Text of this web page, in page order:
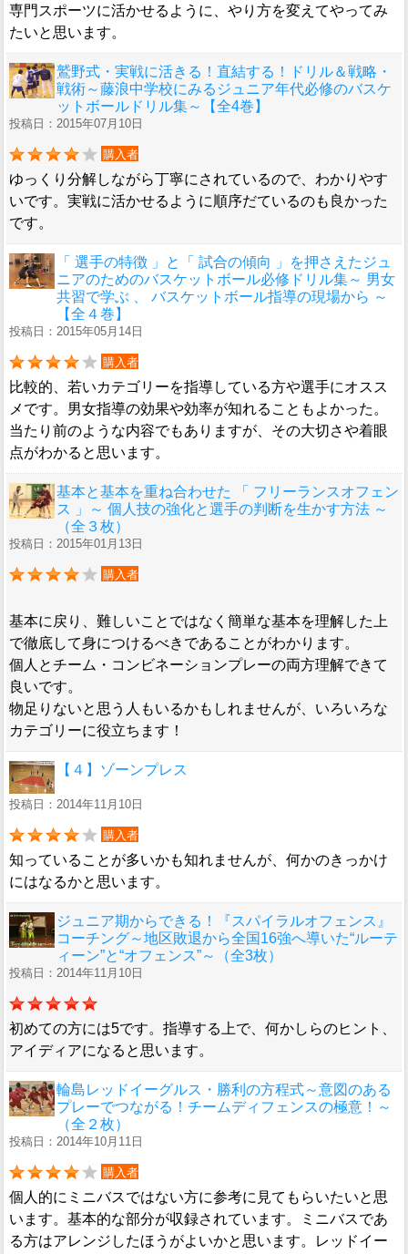
専門スポーツに活かせるように、やり方を変えてやってみ
たいと思います。
鷲野式・実戦に活きる！直結する！ドリル＆戦略・
戦術～藤浪中学校にみるジュニア年代必修のバスケ
ットボールドリル集～【全4巻】
投稿日：2015年07月10日
購入者
ゆっくり分解しながら丁寧にされているので、わかりやす
いです。実戦に活かせるように順序だているのも良かった
です。
「 選手の特徴 」と「 試合の傾向 」を押さえたジュ
ニアのためのバスケットボール必修ドリル集～ 男女
共習で学ぶ 、 バスケットボール指導の現場から ～
【全４巻】
投稿日：2015年05月14日
購入者
比較的、若いカテゴリーを指導している方や選手にオスス
メです。男女指導の効果や効率が知れることもよかった。
当たり前のような内容でもありますが、その大切さや着眼
点がわかると思います。
基本と基本を重ね合わせた 「 フリーランスオフェン
ス 」～ 個人技の強化と選手の判断を生かす方法 ～
（全３枚）
投稿日：2015年01月13日
購入者
基本に戻り、難しいことではなく簡単な基本を理解した上
で徹底して身につけるべきであることがわかります。
個人とチーム・コンビネーションプレーの両方理解できて
良いです。
物足りないと思う人もいるかもしれませんが、いろいろな
カテゴリーに役立ちます！
【４】ゾーンプレス
投稿日：2014年11月10日
購入者
知っていることが多いかも知れませんが、何かのきっかけ
にはなるかと思います。
ジュニア期からできる！『スパイラルオフェンス』
コーチング～地区敗退から全国16強へ導いた“ルーテ
ィーン”と“オフェンス”～（全3枚）
投稿日：2014年11月10日
初めての方には5です。指導する上で、何かしらのヒント、
アイディアになると思います。
輪島レッドイーグルス・勝利の方程式～意図のある
プレーでつながる！チームディフェンスの極意！～
（全２枚）
投稿日：2014年10月11日
購入者
個人的にミニバスではない方に参考に見てもらいたいと思
います。基本的な部分が収録されています。ミニバスであ
る方はアレンジしたほうがよいかと思います。レッドイー